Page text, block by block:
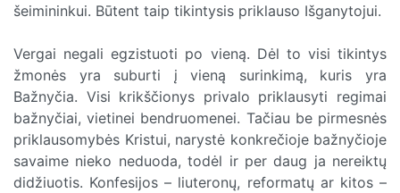
šeimininkui. Būtent taip tikintysis priklauso Išganytojui.
Vergai negali egzistuoti po vieną. Dėl to visi tikintys
žmonės yra suburti į vieną surinkimą, kuris yra
Bažnyčia. Visi krikščionys privalo priklausyti regimai
bažnyčiai, vietinei bendruomenei. Tačiau be pirmesnės
priklausomybės Kristui, narystė konkrečioje bažnyčioje
savaime nieko neduoda, todėl ir per daug ja nereiktų
didžiuotis. Konfesijos – liuteronų, reformatų ar kitos –